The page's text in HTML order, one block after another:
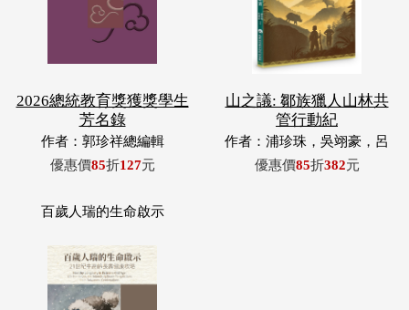
2026總統教育獎獲獎學生
芳名錄
作者：郭珍祥總編輯
優惠價85折127元
山之議: 鄒族獵人山林共
管行動紀
作者：浦珍珠，吳翊豪，呂
翊齊，張惠東，許玉青，王
優惠價85折382元
百歲人瑞的生命啟示